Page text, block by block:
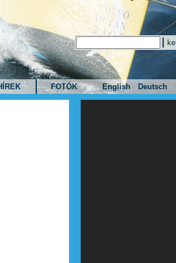
Keresés űrlap
FOTÓK English Deutsch